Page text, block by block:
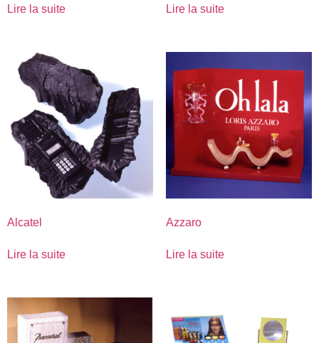
Lire la suite Lire la suite
Alcatel
Lire la suite
Azzaro
Lire la suite